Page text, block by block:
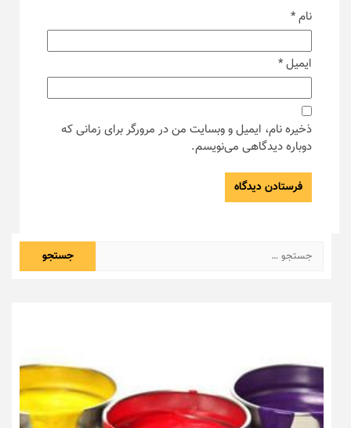
نام*
ایمیل*
ذخیره نام، ایمیل و وبسایت من در مرورگر برای زمانی که
دوباره دیدگاهی می‌نویسم.
جستجو
برای: